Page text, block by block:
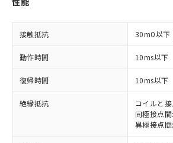
接触抵抗 30mΩ以下
動作時間 10ms以下
復帰時間 10ms以下
絶縁抵抗
コイルと
同極接点
異極接点
ご利用条件
ご利用ください。
本サービスは、当社制御
商品の当社在庫状況およ
(税抜)を提供させていた
有に対応した製品に切り替える
対応予定なし：EU RoHS指令（
非含有に非対応の商品で、対応
定はありません。
調査・確認中：EU RoHS指令
非含有の対応状況を調査中また
非該当品：ライセンス料など無
※1 中国RoHS○×表
「○」：最大均質材料含有率が